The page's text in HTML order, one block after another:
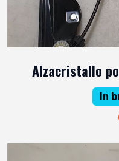
Alzacristallo
In